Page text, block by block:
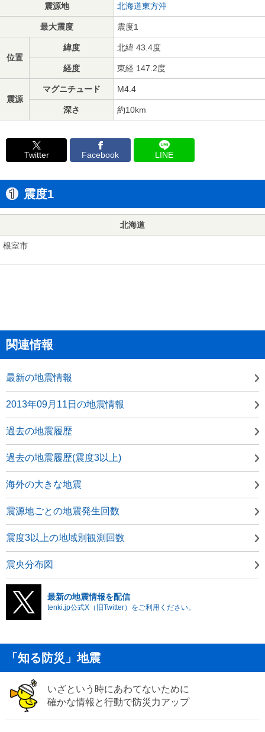
震源地 北海道東方沖
最大震度 震度1
位置
緯度 北緯 43.4度
経度 東経 147.2度
震源
マグニチュード M4.4
深さ 約10km
Twitter Facebook LINE
震度1
北海道
根室市
関連情報
最新の地震情報
2013年09月11日の地震情報
過去の地震履歴
過去の地震履歴(震度3以上)
海外の大きな地震
震源地ごとの地震発生回数
震度3以上の地域別観測回数
震央分布図
最新の地震情報を配信
tenki.jp公式X（旧Twitter）をご利用ください。
「知る防災」地震
いざという時にあわてないために
確かな情報と行動で防災力アップ